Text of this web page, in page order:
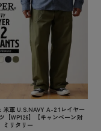
米軍 U.S.NAVY A-2 1レイヤー
【WP126】【キャンペーン対
ミリタリー